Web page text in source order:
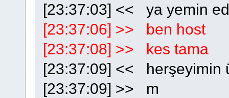
[23:37:03] << ya yemin
[23:37:06] >> ben host
[23:37:08] >> kes tama
[23:37:09] << herşeyimin
[23:37:09] >> m